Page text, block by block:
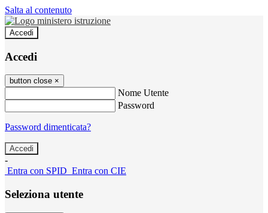
Salta al contenuto
Accedi
Accedi
button close ×
Nome Utente
Password
Password dimenticata?
-
Entra con SPID Entra con CIE
Seleziona utente